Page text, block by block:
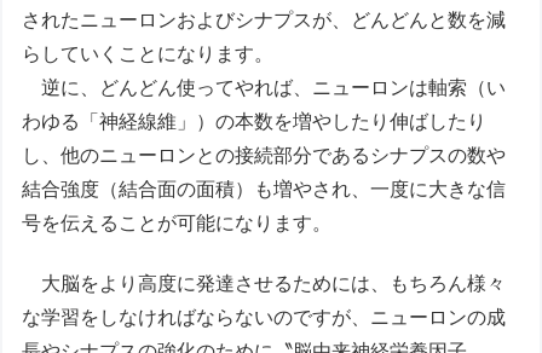
されたニューロンおよびシナプスが、どんどんと数を減
らしていくことになります。
逆に、どんどん使ってやれば、ニューロンは軸索（い
わゆる「神経線維」）の本数を増やしたり伸ばしたり
し、他のニューロンとの接続部分であるシナプスの数や
結合強度（結合面の面積）も増やされ、一度に大きな信
号を伝えることが可能になります。
大脳をより高度に発達させるためには、もちろん様々
な学習をしなければならないのですが、ニューロンの成